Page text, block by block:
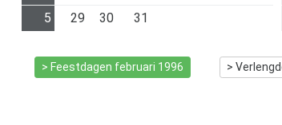
5
29 30 31
> Feestdagen februari 1996 >